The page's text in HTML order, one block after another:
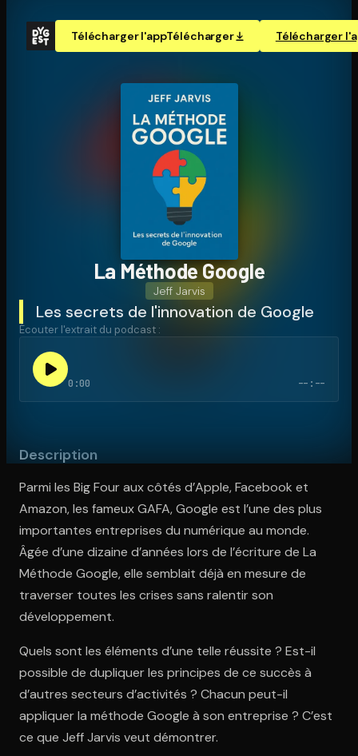
Télécharger l'appTélécharger Télécharger
La Méthode Google
Jeff Jarvis
Les secrets de l'innovation de Google
Écouter l'extrait du podcast :
0:00 --:--
Description
Parmi les Big Four aux côtés d’Apple, Facebook et
Amazon, les fameux GAFA, Google est l’une des plus
importantes entreprises du numérique au monde.
Âgée d’une dizaine d’années lors de l’écriture de La
Méthode Google, elle semblait déjà en mesure de
traverser toutes les crises sans ralentir son
développement.
Quels sont les éléments d’une telle réussite ? Est-il
possible de dupliquer les principes de ce succès à
d’autres secteurs d’activités ? Chacun peut-il
appliquer la méthode Google à son entreprise ? C’est
ce que Jeff Jarvis veut démontrer.